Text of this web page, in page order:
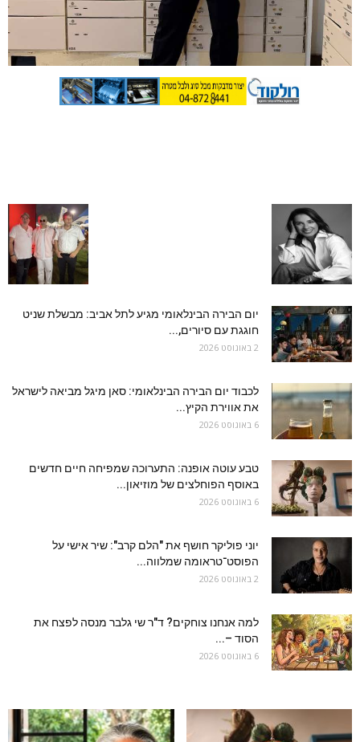
יום הבירה הבינלאומי מגיע לתל אביב: מבשלת שניט
חוגגת עם סיורים,...
2 באוגוסט 2026
לכבוד יום הבירה הבינלאומי: סאן מיגל מביאה לישראל
את אווירת הקיץ...
6 באוגוסט 2026
טבע עוטה אופנה: התערוכה שמפיחה חיים חדשים
באוסף הפוחלצים של מוזיאון...
6 באוגוסט 2026
יוני פוליקר חושף את "הלם קרב": שיר אישי על
הפוסט־טראומה שמלווה...
2 באוגוסט 2026
למה אנחנו צוחקים? ד"ר שי גלבר מנסה לפצח את
הסוד –...
6 באוגוסט 2026